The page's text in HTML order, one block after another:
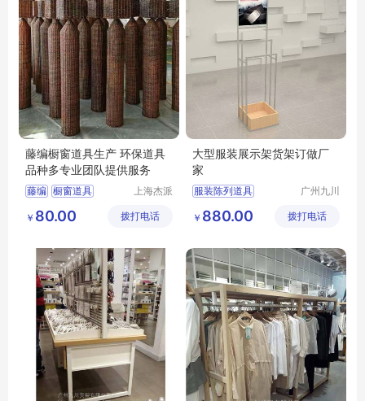
藤编橱窗道具生产 环保道具
品种多专业团队提供服务
藤编 橱窗道具
道具生产厂
上海杰派
公司
￥ 80.00 拨打电话
大型服装展示架货架订做厂
家
服装陈列道具
服装挂摆中柜
广州九川
公司
￥ 880.00 拨打电话